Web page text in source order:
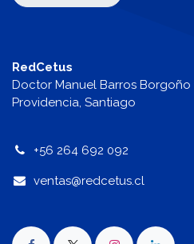
RedCetus
Doctor Manuel Barros Borgoño
Providencia, Santiago
+56 264 692 092
ventas@redcetus.cl